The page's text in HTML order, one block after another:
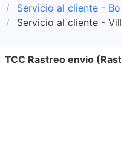
Servicio al cliente -
Servicio al cliente -
TCC Rastreo envio